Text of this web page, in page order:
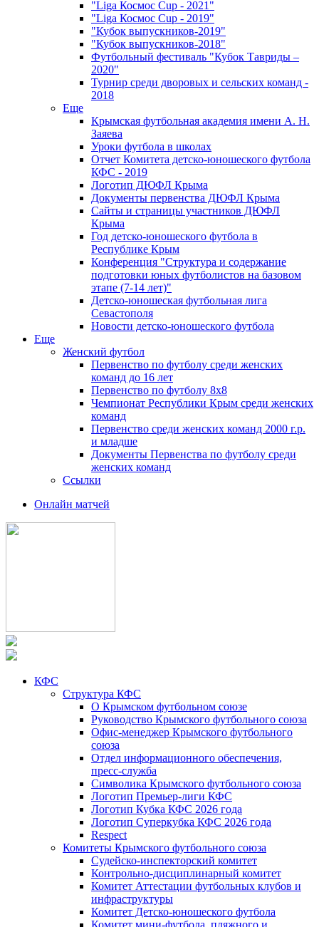
"Liga Космос Cup - 2021"
"Liga Космос Cup - 2019"
"Кубок выпускников-2019"
"Кубок выпускников-2018"
Футбольный фестиваль "Кубок Тавриды –
2020"
Турнир среди дворовых и сельских команд -
2018
Еще
Крымская футбольная академия имени А. Н.
Заяева
Уроки футбола в школах
Отчет Комитета детско-юношеского футбола
КФС - 2019
Логотип ДЮФЛ Крыма
Документы первенства ДЮФЛ Крыма
Сайты и страницы участников ДЮФЛ
Крыма
Год детско-юношеского футбола в
Республике Крым
Конференция "Структура и содержание
подготовки юных футболистов на базовом
этапе (7-14 лет)"
Детско-юношеская футбольная лига
Севастополя
Новости детско-юношеского футбола
Еще
Женский футбол
Первенство по футболу среди женских
команд до 16 лет
Первенство по футболу 8х8
Чемпионат Республики Крым среди женских
команд
Первенство среди женских команд 2000 г.р.
и младше
Документы Первенства по футболу среди
женских команд
Ссылки
Онлайн матчей
КФС
Структура КФС
О Крымском футбольном союзе
Руководство Крымского футбольного союза
Офис-менеджер Крымского футбольного
союза
Отдел информационного обеспечения,
пресс-служба
Символика Крымского футбольного союза
Логотип Премьер-лиги КФС
Логотип Кубка КФС 2026 года
Логотип Суперкубка КФС 2026 года
Respect
Комитеты Крымского футбольного союза
Судейско-инспекторский комитет
Контрольно-дисциплинарный комитет
Комитет Аттестации футбольных клубов и
инфраструктуры
Комитет Детско-юношеского футбола
Комитет мини-футбола, пляжного и